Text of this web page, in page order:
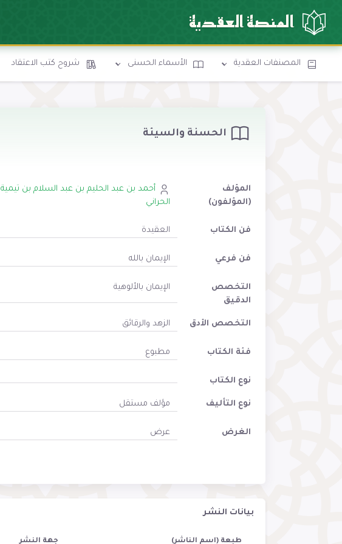
المنصة العقدية
المصنفات العقدية الأسماء الحسنى شروح كتب الاعتقاد
الحسنة والسيئة
المؤلف
(المؤلفون)
أحمد بن عبد الحليم بن عبد السلام بن تيمية
الحراني
فن الكتاب العقيدة
فن فرعي الإيمان بالله
التخصص
الدقيق
الإيمان بالألوهية
التخصص الأدق الزهد والرقائق
فئة الكتاب مطبوع
نوع الكتاب
نوع التأليف مؤلف مستقل
الغرض عرض
بيانات النشر
طبعة (اسم الناشر) جهة النشر